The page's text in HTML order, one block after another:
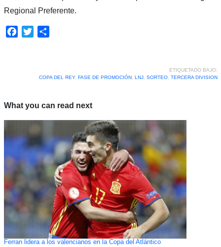
Regional Preferente.
Facebook
Twitter
ETIQUETADO BAJO:
COPA DEL REY, FASE DE PROMOCIÓN, LNJ, SORTEO, TERCERA DIVISION
What you can read next
Ferran lidera a los valencianos en la Copa del Atlántico